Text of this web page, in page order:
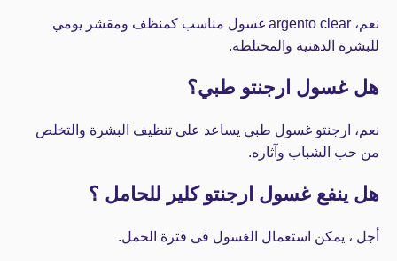
نعم، argento clear غسول مناسب كمنظف ومقشر يومي
للبشرة الدهنية والمختلطة.
هل غسول ارجنتو طبي؟
نعم، ارجنتو غسول طبي يساعد على تنظيف البشرة والتخلص
من حب الشباب وآثاره.
هل ينفع غسول ارجنتو كلير للحامل ؟
أجل ، يمكن استعمال الغسول فى فترة الحمل.